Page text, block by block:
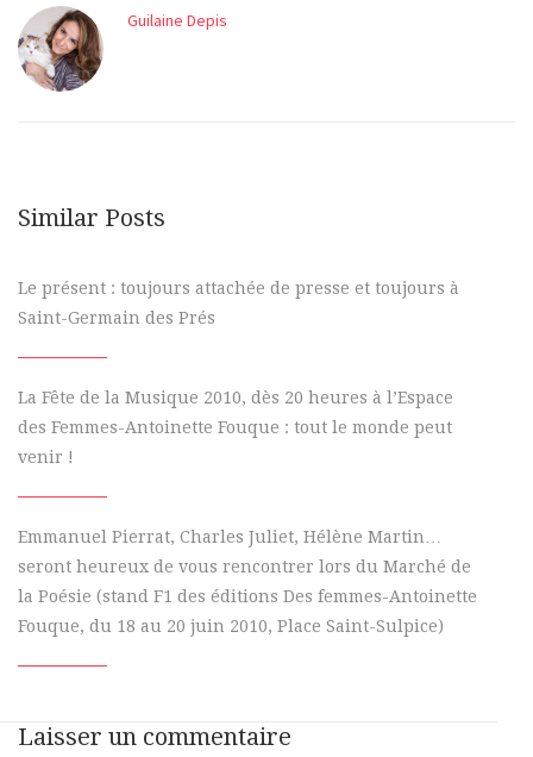
Guilaine Depis
Similar Posts
Le présent : toujours attachée de presse et toujours à
Saint-Germain des Prés
La Fête de la Musique 2010, dès 20 heures à l’Espace
des Femmes-Antoinette Fouque : tout le monde peut
venir !
Emmanuel Pierrat, Charles Juliet, Hélène Martin…
seront heureux de vous rencontrer lors du Marché de
la Poésie (stand F1 des éditions Des femmes-Antoinette
Fouque, du 18 au 20 juin 2010, Place Saint-Sulpice)
Laisser un commentaire